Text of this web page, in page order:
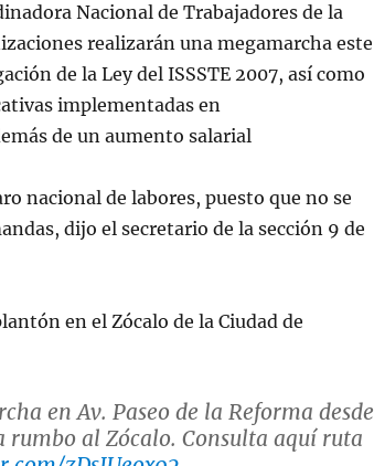
Nacional de Trabajadores de la
realizarán una megamarcha este
de la Ley del ISSSTE 2007, así como
implementadas en
de un aumento salarial
nacional de labores, puesto que no se
dijo el secretario de la sección 9 de
en el Zócalo de la Ciudad de
en Av. Paseo de la Reforma desde
rumbo al Zócalo. Consulta aquí ruta